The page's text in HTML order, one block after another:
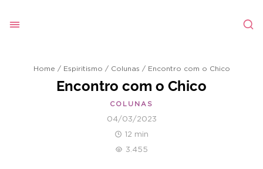
Home / Espiritismo / Colunas / Encontro com o Chico
Encontro com o Chico
COLUNAS
04/03/2023
12 min
3.455